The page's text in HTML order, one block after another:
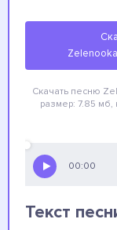
Zelenooka
Скачать песню
размер: 7.85 мб,
00:00
Текст